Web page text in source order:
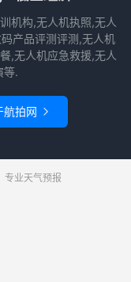
机构,无人机执照,无人
产品评测评测,无人机
,无人机应急救援,无人
等.
航拍网 
专业天气预报